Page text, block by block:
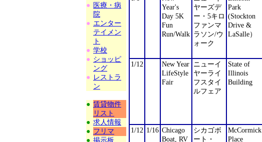
●
医療・病
院
● エンター
テイメン
ト
● 学校
● ショッピ
ング
● レストラ
ン
● 賃貸物件
リスト
● 求人情報
● フリマ
● 掲示板
Year's
Day 5K
Fun
Run/Walk
ヤーズデ
ー・5キロ
ファンマ
ラソン/ウ
ォーク
Park
(Stockton
Drive &
LaSalle）
1/12
New Year
LifeStyle
Fair
ニューイ
ヤーライ
フスタイ
ルフェア
State of
Illinois
Building
1/12 1/16 Chicago
Boat, RV
シカゴボ
ート・
McCormick
Place